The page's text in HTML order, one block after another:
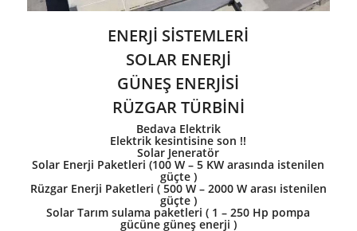
ENERJİ SİSTEMLERİ
SOLAR ENERJİ
GÜNEŞ ENERJİSİ
RÜZGAR TÜRBİNİ
Bedava Elektrik
Elektrik kesintisine son !!
Solar Jeneratör
Solar Enerji Paketleri (100 W – 5 KW arasında istenilen
güçte )
Rüzgar Enerji Paketleri ( 500 W – 2000 W arası istenilen
güçte )
Solar Tarım sulama paketleri ( 1 – 250 Hp pompa
gücüne güneş enerji )